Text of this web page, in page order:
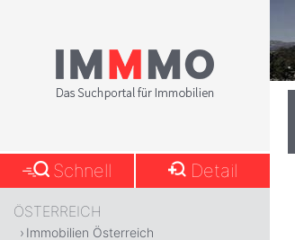
Schnell Detail
ÖSTERREICH
Immobilien Österreich